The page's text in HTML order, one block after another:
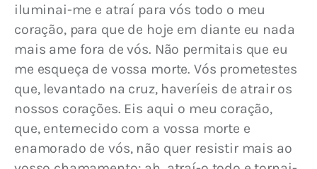
iluminai-me e atraí para vós todo o meu
coração, para que de hoje em diante eu nada
mais ame fora de vós. Não permitais que eu
me esqueça de vossa morte. Vós prometestes
que, levantado na cruz, haveríeis de atrair os
nossos corações. Eis aqui o meu coração,
que, enternecido com a vossa morte e
enamorado de vós, não quer resistir mais ao